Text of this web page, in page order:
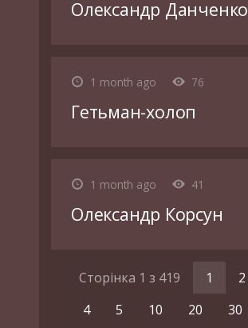
Олександр Данченко
1 month ago 76
Гетьман-холоп
1 month ago 41
Олександр Корсун
Сторінка 1 з 419 1 2
4
5 10 20 30